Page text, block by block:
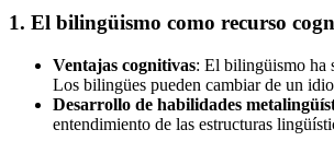
1. El bilingüismo como recurso
Ventajas cognitivas: El bilingüismo ha
Los bilingües pueden cambiar de un
Desarrollo de habilidades
entendimiento de las estructuras